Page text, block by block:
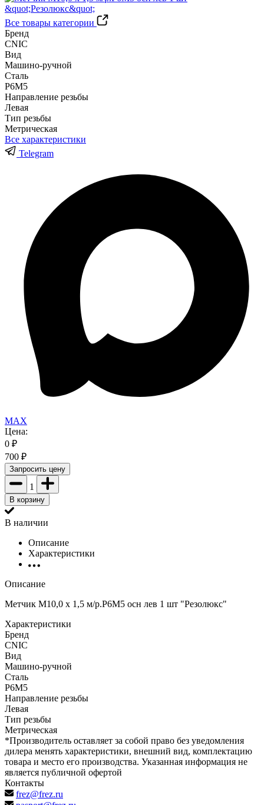
Все товары категории
Бренд
CNIC
Вид
Машино-ручной
Сталь
Р6М5
Направление резьбы
Левая
Тип резьбы
Метрическая
Все характеристики
Telegram
MAX
Цена:
0 ₽
700 ₽
Запросить цену
1
В корзину
В наличии
Описание
Характеристики
Описание
Метчик М10,0 х 1,5 м/р.Р6М5 осн лев 1 шт "Резолюкс"
Характеристики
Бренд
CNIC
Вид
Машино-ручной
Сталь
Р6М5
Направление резьбы
Левая
Тип резьбы
Метрическая
*Производитель оставляет за собой право без уведомления
дилера менять характеристики, внешний вид, комплектацию
товара и место его производства. Указанная информация не
является публичной офертой
Контакты
frez@frez.ru